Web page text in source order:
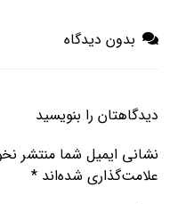
بدون دیدگاه
دیدگاهتان را بنویسید
نشانی ایمیل شما منتشر
علامت‌گذاری شده‌اند*